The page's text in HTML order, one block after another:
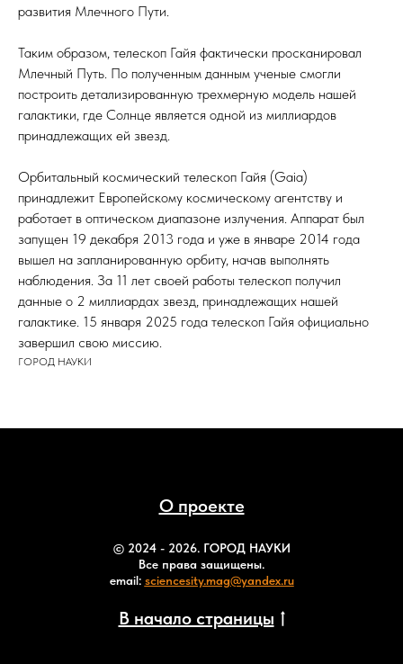
развития Млечного Пути.
Таким образом, телескоп Гайя фактически просканировал
Млечный Путь. По полученным данным ученые смогли
построить детализированную трехмерную модель нашей
галактики, где Солнце является одной из миллиардов
принадлежащих ей звезд.
Орбитальный космический телескоп Гайя (Gaia)
принадлежит Европейскому космическому агентству и
работает в оптическом диапазоне излучения. Аппарат был
запущен 19 декабря 2013 года и уже в январе 2014 года
вышел на запланированную орбиту, начав выполнять
наблюдения. За 11 лет своей работы телескоп получил
данные о 2 миллиардах звезд, принадлежащих нашей
галактике. 15 января 2025 года телескоп Гайя официально
завершил свою миссию.
ГОРОД НАУКИ
О проекте
© 2024 - 2026. ГОРОД НАУКИ
Все права защищены.
email: sciencesity.mag@yandex.ru
B начало страницы